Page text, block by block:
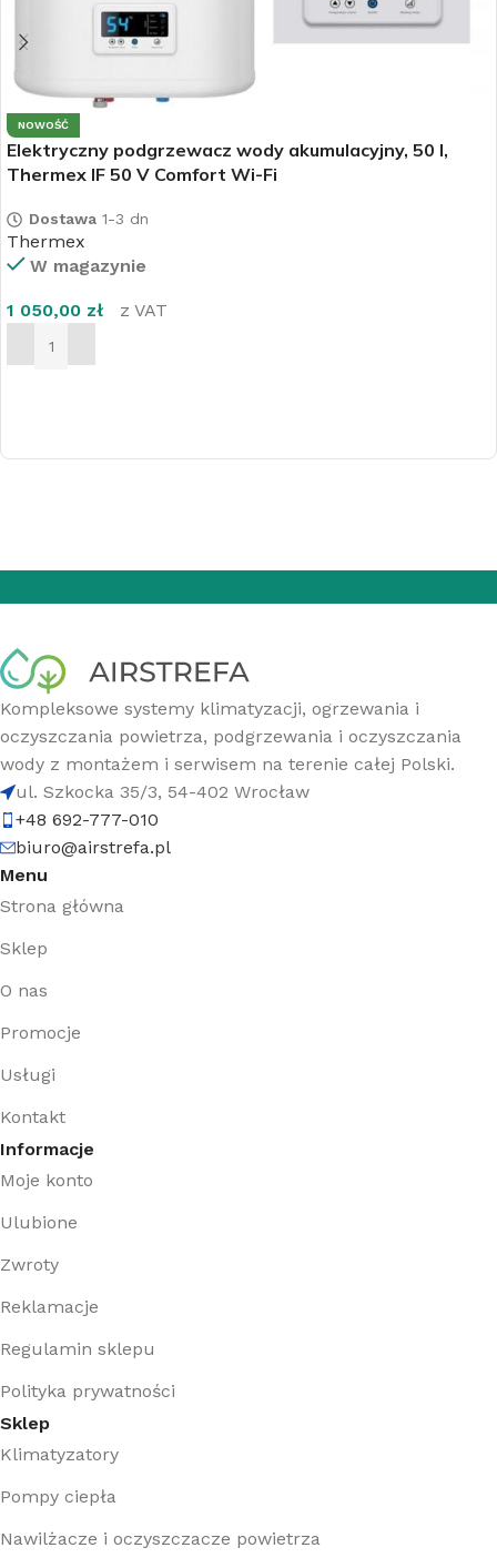
NOWOŚĆ
Elektryczny podgrzewacz wody akumulacyjny, 50 l,
Thermex IF 50 V Comfort Wi-Fi
Dostawa 1-3 dn
Thermex
W magazynie
1 050,00 zł z VAT
DODAJ DO KOSZYKA
Kompleksowe systemy klimatyzacji, ogrzewania i
oczyszczania powietrza, podgrzewania i oczyszczania
wody z montażem i serwisem na terenie całej Polski.
ul. Szkocka 35/3, 54-402 Wrocław
+48 692-777-010
biuro@airstrefa.pl
Menu
Strona główna
Sklep
O nas
Promocje
Usługi
Kontakt
Informacje
Moje konto
Ulubione
Zwroty
Reklamacje
Regulamin sklepu
Polityka prywatności
Sklep
Klimatyzatory
Pompy ciepła
Nawilżacze i oczyszczacze powietrza